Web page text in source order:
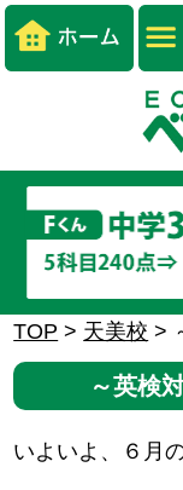
TOP > 天美校 >
～英検
いよいよ、６月